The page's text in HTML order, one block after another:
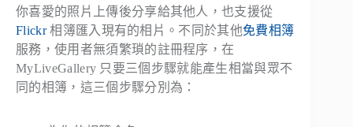
你喜愛的照片上傳後分享給其他人，也支援從
Flickr相簿匯入現有的相片。不同於其他免費相簿
服務，使用者無須繁瑣的註冊程序，在
MyLiveGallery 只要三個步驟就能產生相當與眾不
同的相簿，這三個步驟分別為：